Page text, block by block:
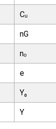
Cᵤ
nG
nₒ
e
Y₀
Y